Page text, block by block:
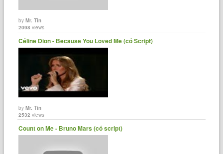
byMr. Tin
2098 views
Céline Dion - Because You Loved Me (có Script)
byMr. Tin
2532 views
Count on Me - Bruno Mars (có script)